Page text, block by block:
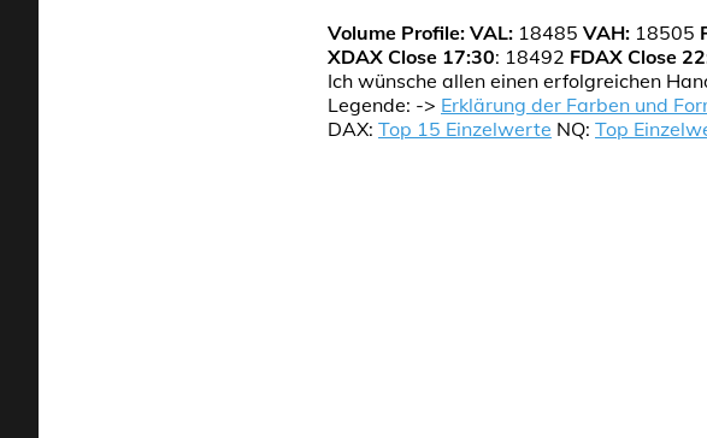
Volume Profile: VAL: 18485 VAH: 18505
XDAX Close 17:30: 18492 FDAX Close
Ich wünsche allen einen erfolgreichen
Legende: -> Erklärung der Farben und
DAX: Top 15 Einzelwerte NQ: Top